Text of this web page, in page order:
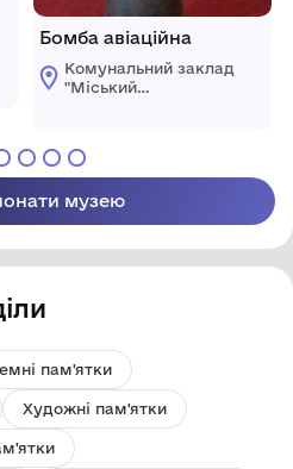
Бомба авіаційна
Комунальний заклад
"Міський
музею
пам'ятки
Художні пам'ятки